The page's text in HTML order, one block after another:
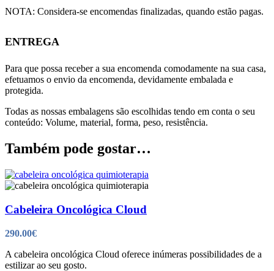
NOTA: Considera-se encomendas finalizadas, quando estão pagas.
ENTREGA
Para que possa receber a sua encomenda comodamente na sua casa,
efetuamos o envio da encomenda, devidamente embalada e
protegida.
Todas as nossas embalagens são escolhidas tendo em conta o seu
conteúdo: Volume, material, forma, peso, resistência.
Também pode gostar…
Cabeleira Oncológica Cloud
290.00€
A cabeleira oncológica Cloud oferece inúmeras possibilidades de a
estilizar ao seu gosto.